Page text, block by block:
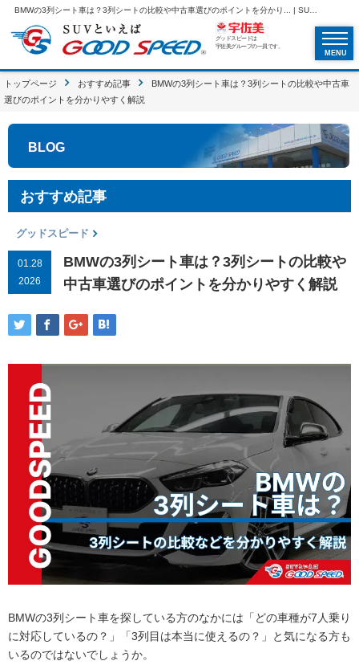
BMWの3列シート車は？3列シートの比較や中古車選びのポイントを分かり... | SUVといえばグッドスピードGOOD SPEED
グッドスピードは
宇佐美グループの一員です。
MENU
トップページ おすすめ記事
BMWの3列シート車は？3列シートの比較や中古車
選びのポイントを分かりやすく解説
BLOG
おすすめ記事
グッドスピード
01.28
2026
BMWの3列シート車は？3列シートの比較や
中古車選びのポイントを分かりやすく解説
BMWの3列シート車を探している方のなかには「どの車種が7人乗り
に対応しているの？」「3列目は本当に使えるの？」と気になる方も
いるのではないでしょうか。